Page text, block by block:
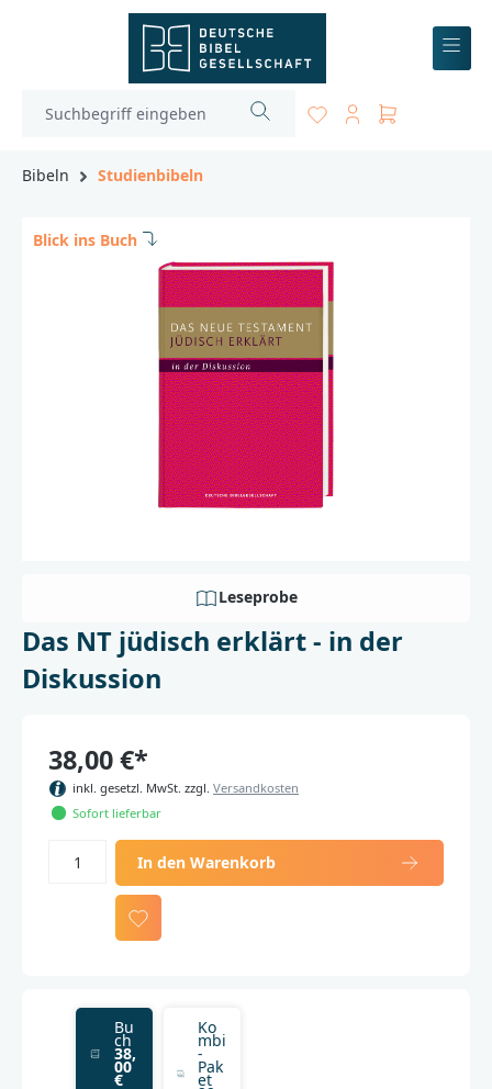
Bibeln Studienbibeln
Blick ins Buch
Leseprobe
Das NT jüdisch erklärt - in der
Diskussion
38,00 €*
inkl. gesetzl. MwSt. zzgl. Versandkosten
Sofort lieferbar
In den Warenkorb
Bu
ch
38,
00
€
Ko
mbi
-
Pak
et